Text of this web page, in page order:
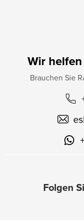
Wir
Brauchen Sie